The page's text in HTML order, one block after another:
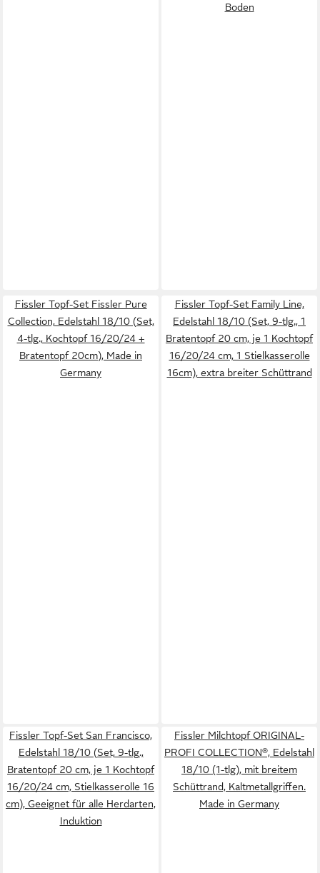
Boden
Fissler Topf-Set Fissler Pure
Collection, Edelstahl 18/10 (Set,
4-tlg., Kochtopf 16/20/24 +
Bratentopf 20cm), Made in
Germany
Fissler Topf-Set Family Line,
Edelstahl 18/10 (Set, 9-tlg., 1
Bratentopf 20 cm, je 1 Kochtopf
16/20/24 cm, 1 Stielkasserolle
16cm), extra breiter Schüttrand
Fissler Topf-Set San Francisco,
Edelstahl 18/10 (Set, 9-tlg.,
Bratentopf 20 cm, je 1 Kochtopf
16/20/24 cm, Stielkasserolle 16
cm), Geeignet für alle Herdarten,
Induktion
Fissler Milchtopf ORIGINAL-
PROFI COLLECTION®, Edelstahl
18/10 (1-tlg), mit breitem
Schüttrand, Kaltmetallgriffen.
Made in Germany